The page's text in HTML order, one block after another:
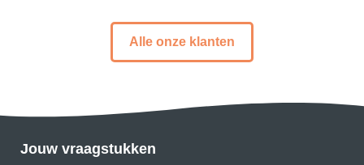
Alle onze klanten
Jouw vraagstukken